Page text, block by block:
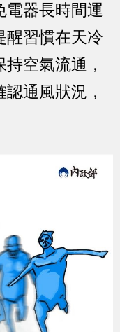
電器長時間運
醒習慣在天冷
空氣流通，
通風狀況，